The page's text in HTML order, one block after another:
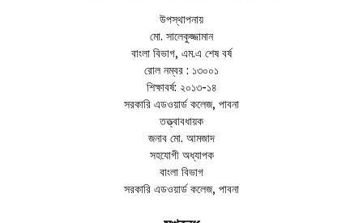
উপস্থাপনায়
মো. সালেকুজ্জামান
বাংলা বিভাগ, এম.এ শেষ বর্ষ
রোল নম্বর : ১৩০০১
শিক্ষাবর্ষ: ২০১৩-১৪
সরকারি এডওয়ার্ড কলেজ, পাবনা
তত্ত্বাবধায়ক
জনাব মো. আমজাদ
সহযোগী অধ্যাপক
বাংলা বিভাগ
সরকারি এডওয়ার্ড কলেজ, পাবনা